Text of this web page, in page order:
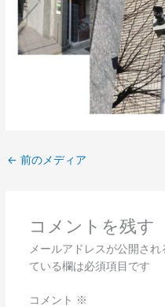
← 前のメディア
コメントを残す
メールアドレスが公開され
ている欄は必須項目です
コメント ※